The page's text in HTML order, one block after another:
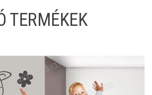
TERMÉKEK